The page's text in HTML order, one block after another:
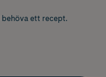
behöva ett recept.